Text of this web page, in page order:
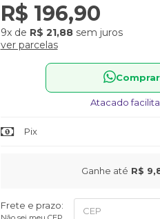
R$ 196,90
9xde R$ 21,88sem juros
ver parcelas
Atacado
Pix
Ganhe até R$
Frete e prazo: